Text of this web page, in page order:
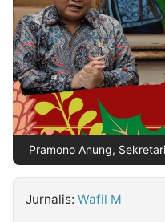
Insight
NTB
Suara
Time
Lens
IDN
Daily
Jogja
Jalan
Rakyat
Idealita
News
Kita
Notice
Dinamikapost.com
Radar
Baru
Seedbacklink
Follow
Kabarbaru
Pramono Anung,
Jurnalis: Wafil M